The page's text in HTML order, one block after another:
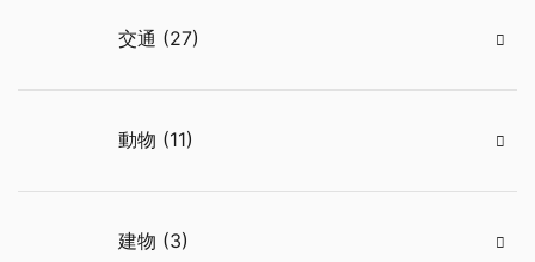
交通 (27)
動物 (11)
建物 (3)